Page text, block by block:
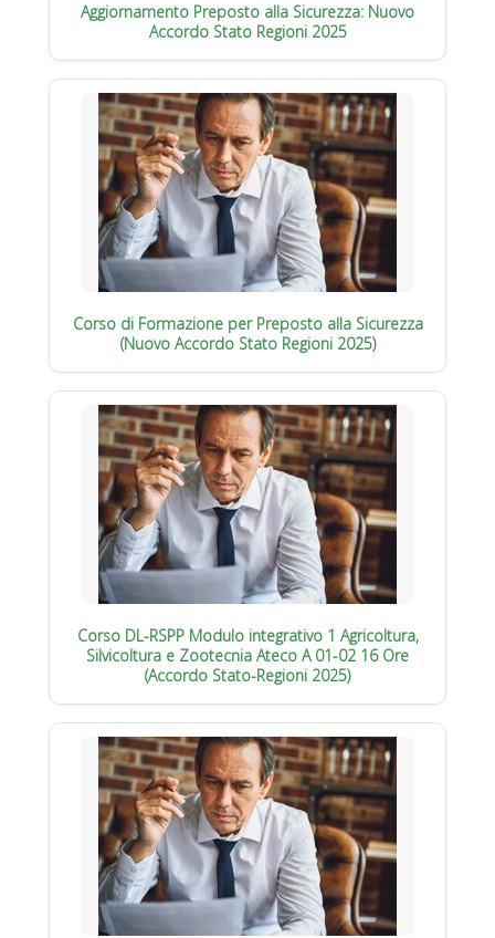
Aggiornamento Preposto alla Sicurezza: Nuovo
Accordo Stato Regioni 2025
Corso di Formazione per Preposto alla Sicurezza
(Nuovo Accordo Stato Regioni 2025)
Corso DL-RSPP Modulo integrativo 1 Agricoltura,
Silvicoltura e Zootecnia Ateco A 01-02 16 Ore
(Accordo Stato-Regioni 2025)